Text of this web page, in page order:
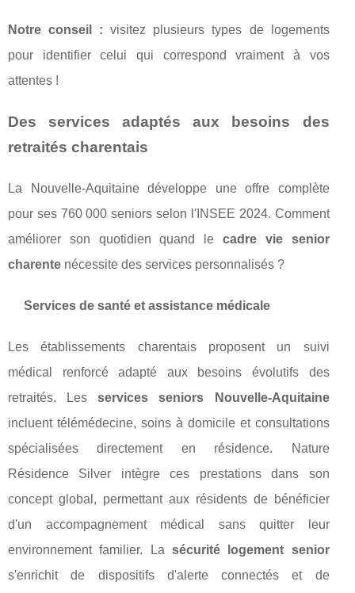
Notre conseil : visitez plusieurs types de logements
pour identifier celui qui correspond vraiment à vos
attentes !
Des services adaptés aux besoins des
retraités charentais
La Nouvelle-Aquitaine développe une offre complète
pour ses 760 000 seniors selon l'INSEE 2024. Comment
améliorer son quotidien quand le cadre vie senior
charente nécessite des services personnalisés ?
Services de santé et assistance médicale
Les établissements charentais proposent un suivi
médical renforcé adapté aux besoins évolutifs des
retraités. Lesservices seniors Nouvelle-Aquitaine
incluent télémédecine, soins à domicile et consultations
spécialisées directement en résidence. Nature
Résidence Silver intègre ces prestations dans son
concept global, permettant aux résidents de bénéficier
d'un accompagnement médical sans quitter leur
environnement familier. La sécurité logement senior
s'enrichit de dispositifs d'alerte connectés et de